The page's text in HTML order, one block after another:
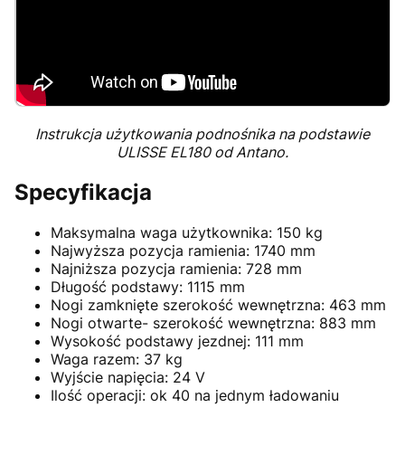
Instrukcja użytkowania podnośnika na podstawie
ULISSE EL180 od Antano.
Specyfikacja
Maksymalna waga użytkownika: 150 kg
Najwyższa pozycja ramienia: 1740 mm
Najniższa pozycja ramienia: 728 mm
Długość podstawy: 1115 mm
Nogi zamknięte szerokość wewnętrzna: 463 mm
Nogi otwarte- szerokość wewnętrzna: 883 mm
Wysokość podstawy jezdnej: 111 mm
Waga razem: 37 kg
Wyjście napięcia: 24 V
Ilość operacji: ok 40 na jednym ładowaniu